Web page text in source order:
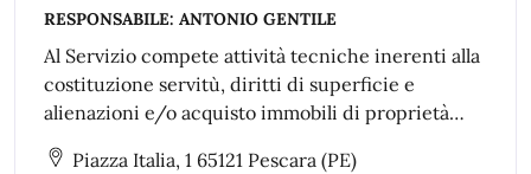
RESPONSABILE: ANTONIO GENTILE
Al Servizio compete attività tecniche inerenti alla
costituzione servitù, diritti di superficie e
alienazioni e/o acquisto immobili di proprietà
comunale.
Piazza Italia, 1 65121 Pescara (PE)